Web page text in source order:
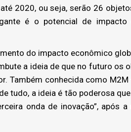
2020, ou seja, serão 26
é o potencial de
do impacto econômico
a ideia de que no futuro os
Também conhecida como
tudo, a ideia é tão poderosa
onda de inovação”, após